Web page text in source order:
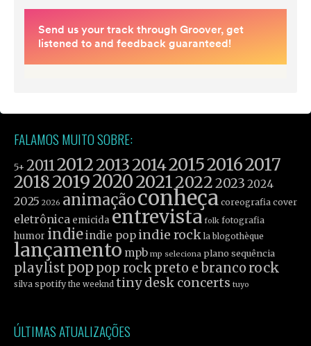
FALAMOS MUITO SOBRE:
5+ 2011201220132014201520162017
201820192020202120222023 2024
2025 2026 animaçãoconheça coreografia cover
eletrônica emicida entrevista folk fotografia
humor indieindie pop indie rock la blogothèque
lançamento mpb mp seleciona plano sequência
playlist poppop rock preto e branco rock
silva spotify the weeknd tiny desk concerts tuyo
ÚLTIMAS ATUALIZAÇÕES